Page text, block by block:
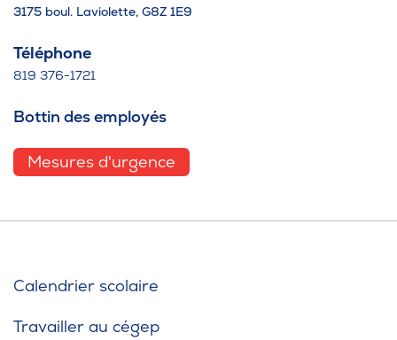
3175 boul. Laviolette, G8Z 1E9
Téléphone
819 376-1721
Bottin des employés
Mesures d'urgence
Calendrier scolaire
Travailler au cégep